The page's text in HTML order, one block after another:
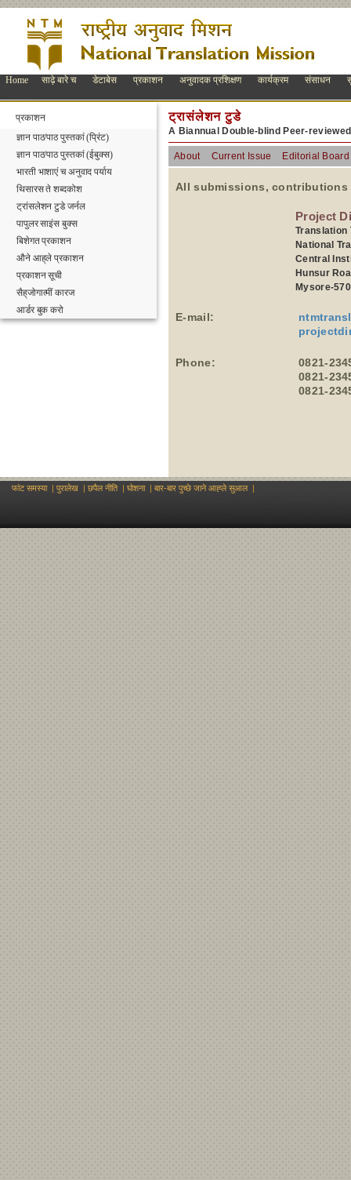
Home साढ़े बारे च डेटाबेस प्रकाशन अनुवादक प्रशिक्षण कार्यक्रम संसाधन
प्रकाशन
ज्ञान पाठ/पाठ पुस्तकां (प्रिंट)
ज्ञान पाठ/पाठ पुस्तकां (ईबुक्स)
भारती भाशाएं च अनुवाद पर्याय
थिसारस ते शब्दकोश
ट्रांसलेशन टुडे जर्नल
पापुलर साइंस बुक्स
बिशेगत प्रकाशन
औने आह्‌ले प्रकाशन
प्रकाशन सूची
सैह्‌जोगात्मीं कारज
आर्डर बुक करो
ट्रासंलेशन टुडे
A Biannual Double-blind Peer-
About Current Issue Editorial Board
All submissions,
Project
Translation
National
Central
Hunsur
Mysore-
E-mail:
Phone:
0821-
0821-
0821-
फांट समस्या| पुरालेख | छपैल नीति| घोशना| बार-बार पुच्छे जाने आह्‍ले‍ सुआल|